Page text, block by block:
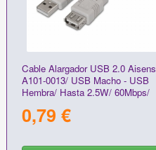
Cable Alargador USB 2.0 Aisens
A101-0013/ USB Macho - USB
Hembra/ Hasta 2.5W/ 60Mbps/
0,79 €